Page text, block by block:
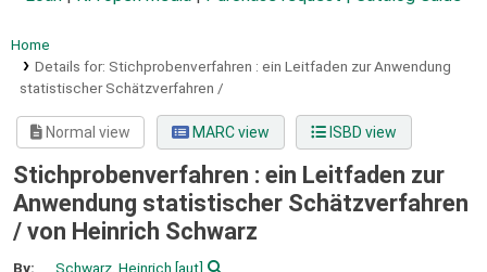
Home
Details for: Stichprobenverfahren : ein Leitfaden zur Anwendung
statistischer Schätzverfahren /
Normal view MARC view ISBD view
Stichprobenverfahren : ein Leitfaden zur
Anwendung statistischer Schätzverfahren
/ von Heinrich Schwarz
By: Schwarz, Heinrich [aut]